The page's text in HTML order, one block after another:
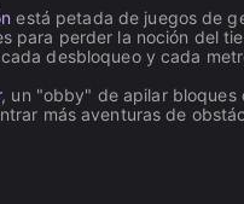
está petada de juegos de
para perder la noción del
desbloqueo y cada
, un "obby" de apilar bloques
más aventuras de